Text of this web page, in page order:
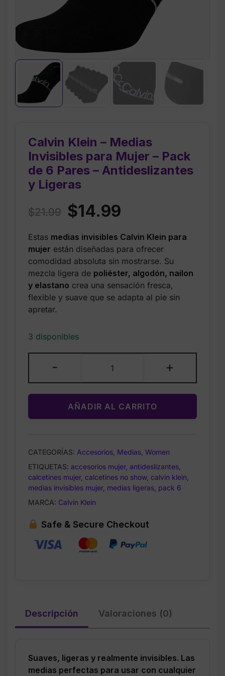
Calvin Klein – Medias
Invisibles para Mujer – Pack
de 6 Pares – Antideslizantes
y Ligeras
$21.99
Original
was:
$21.99.
$14.99
is:
$14.99.
Estas medias invisibles Calvin Klein para
mujer están diseñadas para ofrecer
comodidad absoluta sin mostrarse. Su
mezcla ligera de poliéster, algodón, nailon
y elastano crea una sensación fresca,
flexible y suave que se adapta al pie sin
apretar.
3 disponibles
-
Klein
–
Medias
Invisibles
para
Pack
de
6
Pares
y
Ligeras
+
AÑADIR AL CARRITO
CATEGORÍAS: Accesorios Medias Women
ETIQUETAS: accesorios mujer, antideslizantes
calcetines mujer, calcetines no show, calvin klein
medias invisibles mujer, medias ligeras pack 6
MARCA: Calvin Klein
Safe & Secure Checkout
Descripción Valoraciones (0)
Suaves, ligeras y realmente invisibles. Las
medias perfectas para usar con cualquier